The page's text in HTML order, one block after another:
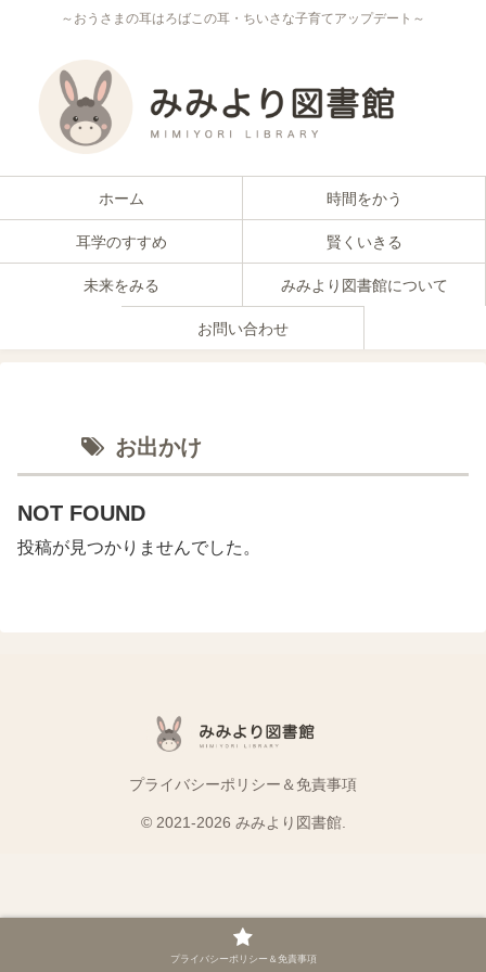
～おうさまの耳はろばこの耳・ちいさな子育てアップデート～
ホーム 時間をかう
耳学のすすめ 賢くいきる
未来をみる みみより図書館について
お問い合わせ
お出かけ
NOT FOUND
投稿が見つかりませんでした。
プライバシーポリシー＆免責事項
© 2021-2026 みみより図書館.
プライバシーポリシー＆免責事項